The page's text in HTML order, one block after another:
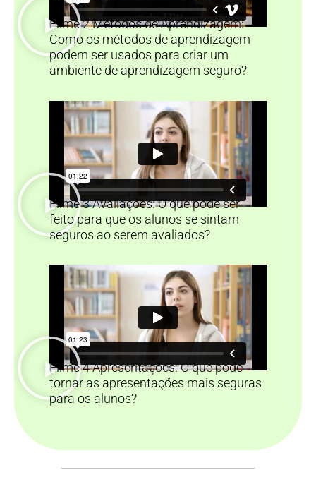
Filme 2 Métodos de Aprendizagem:
Como os métodos de aprendizagem
podem ser usados para criar um
ambiente de aprendizagem seguro?
Filme 3 Avaliações: O que pode ser
feito para que os alunos se sintam
seguros ao serem avaliados?
Filme 4 Apresentações: O que pode
tornar as apresentações mais seguras
para os alunos?